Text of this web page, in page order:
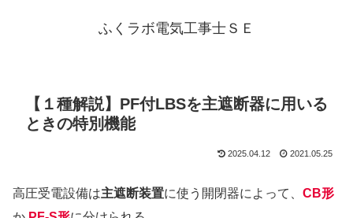
ふくラボ電気工事士ＳＥ
【１種解説】PF付LBSを主遮断器に用いる
ときの特別機能
2025.04.12 2021.05.25
高圧受電設備は主遮断装置に使う開閉器によって、 CB形